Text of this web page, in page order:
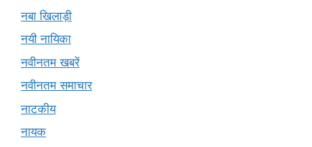
नबा खिलाड़ी
नयी नायिका
नवीनतम खबरें
नवीनतम समाचार
नाटकीय
नायक